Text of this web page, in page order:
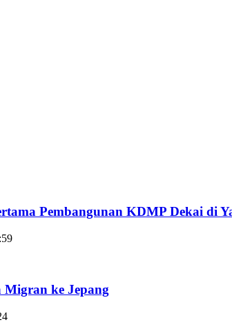
Pembangunan KDMP Dekai di
Migran ke Jepang